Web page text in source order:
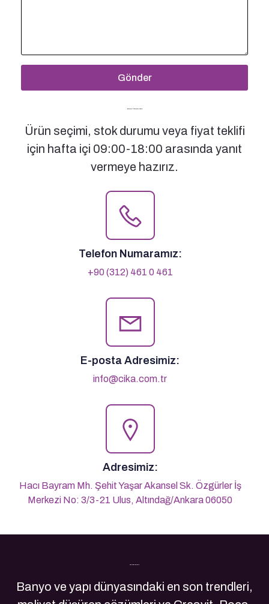
Gönder
Bizimle İletişime Geçin
Ürün seçimi, stok durumu veya fiyat teklifi
için hafta içi 09:00-18:00 arasında yanıt
vermeye hazırız.
Telefon Numaramız:
+90 (312) 461 0 461
E-posta Adresimiz:
info@cika.com.tr
Adresimiz:
Hacı Bayram Mh. Şehit Yaşar Akansel Sk. Özgürler İş
Merkezi No: 3/3-21 Ulus, Altındağ/Ankara 06050
Son Yazılarımız
Banyo ve yapı dünyasındaki en son trendleri,